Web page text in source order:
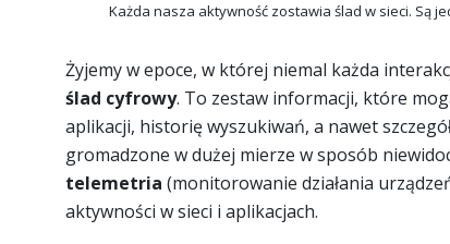
Każda nasza aktywność zostawia ślad w sieci. Są
Żyjemy w epoce, w której niemal każda
ślad cyfrowy. To zestaw informacji, które
aplikacji, historię wyszukiwań, a nawet
gromadzone w dużej mierze w sposób
telemetria (monitorowanie działania
aktywności w sieci i aplikacjach.